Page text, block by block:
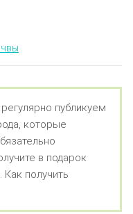
публикуем
которые
в подарок
Как получить